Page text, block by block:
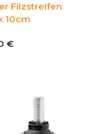
Filzstreifen
10cm
€